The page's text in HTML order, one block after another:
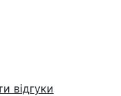
відгуки